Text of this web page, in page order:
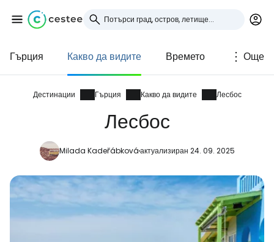
Гърция Какво да видите Времето Още
Дестинации Гърция Какво да видите Лесбос
Лесбос
Milada Kadeřábkováактуализиран 24. 09. 2025
Влезте в Cestee
... световната общност на туристите
Продължете с Facebook